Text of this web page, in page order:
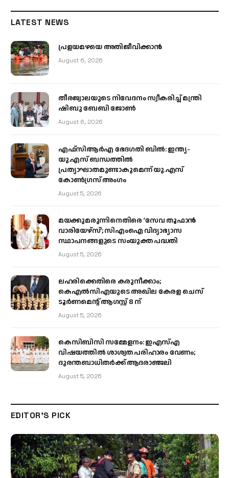
LATEST NEWS
പ്രളയമഴയെ അതിജീവിക്കാന്‍
August 6, 2026
തീരജ്വാലയുടെ നിവേദനം സ്വീകരിച്ച് മന്ത്രി
ഷിബു ബേബി ജോൺ
August 6, 2026
എഫ്‌സിആർഎ ഭേദഗതി ബിൽ: ഇന്ത്യ-
യു.എസ് ബന്ധത്തിൽ
പ്രത്യാഘാതമുണ്ടാകുമെന്ന് യു.എസ്
കോൺഗ്രസ് അംഗം
August 5, 2026
മയക്കുമരുന്നിനെതിരെ ‘സേവ തൂഫാൻ
വാരിയേഴ്‌സ്’; സിഎംഐ വിദ്യാഭ്യാസ
സ്ഥാപനങ്ങളുടെ സംയുക്ത പദ്ധതി
August 5, 2026
ലഹരിക്കെതിരെ കരുനീക്കാം;
കെഎൽസിഎയുടെ അഖില കേരള ചെസ്
ടൂർണമെന്റ് ആഗസ്റ്റ് 8 ന്
August 5, 2026
കെസിബിസി സമ്മേളനം: ഇഎസ്എ
വിഷയത്തിൽ ശാശ്വത പരിഹാരം വേണം;
ദുരന്തബാധിതർക്ക് ആദരാഞ്ജലി
August 5, 2026
EDITOR'S PICK